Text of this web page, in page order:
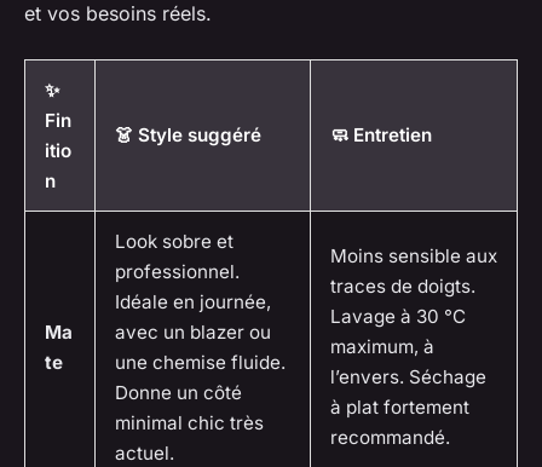
et vos besoins réels.
✨
Fin
itio
n
👗 Style suggéré 🧼 Entretien
Ma
te
Look sobre et
professionnel.
Idéale en journée,
avec un blazer ou
une chemise fluide.
Donne un côté
minimal chic très
actuel.
Moins sensible aux
traces de doigts.
Lavage à 30 °C
maximum, à
l’envers. Séchage
à plat fortement
recommandé.